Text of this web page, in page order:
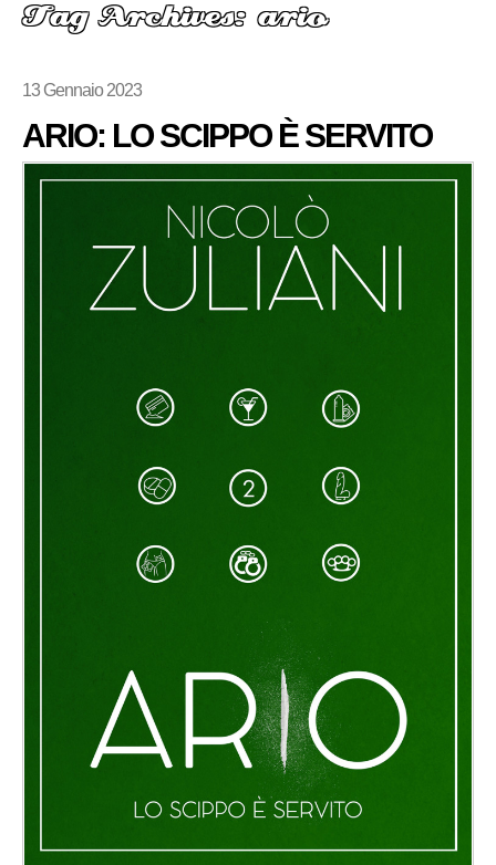
Tag Archives: ario
13 Gennaio 2023
ARIO: LO SCIPPO È SERVITO